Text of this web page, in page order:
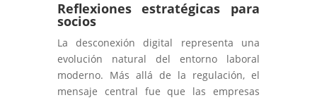
Reflexiones estratégicas para
socios
La desconexión digital representa una
evolución natural del entorno laboral
moderno. Más allá de la regulación, el
mensaje central fue que las empresas